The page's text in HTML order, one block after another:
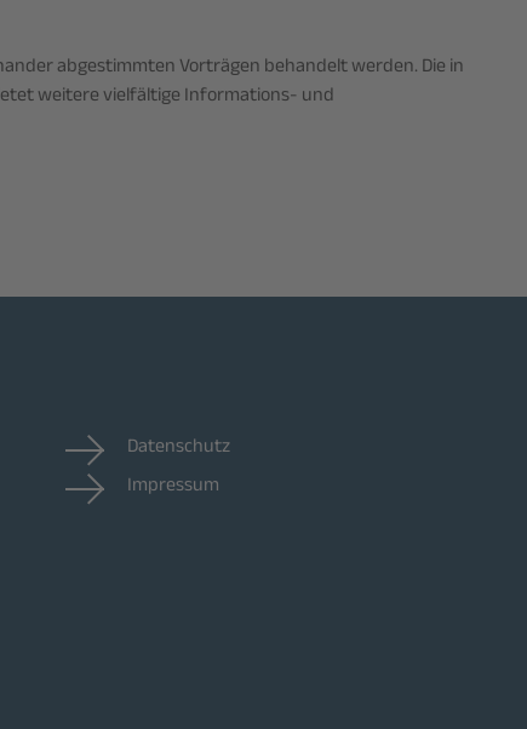
abgestimmten Vorträgen behandelt werden. Die in
weitere vielfältige Informations- und
Datenschutz
Impressum